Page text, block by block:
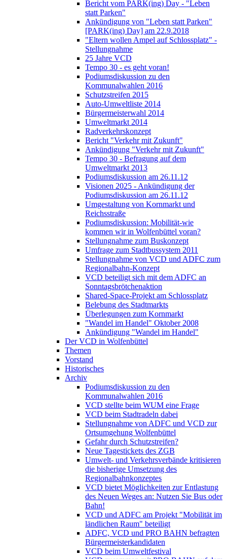
Bericht vom PARK(ing) Day - "Leben
statt Parken"
Ankündigung von "Leben statt Parken"
[PARK(ing) Day] am 22.9.2018
"Eltern wollen Ampel auf Schlossplatz" -
Stellungnahme
25 Jahre VCD
Tempo 30 - es geht voran!
Podiumsdiskussion zu den
Kommunalwahlen 2016
Schutzstreifen 2015
Auto-Umweltliste 2014
Bürgermeisterwahl 2014
Umweltmarkt 2014
Radverkehrskonzept
Bericht "Verkehr mit Zukunft"
Ankündigung "Verkehr mit Zukunft"
Tempo 30 - Befragung auf dem
Umweltmarkt 2013
Podiumsdiskussion am 26.11.12
Visionen 2025 - Ankündigung der
Podiumsdiskussion am 26.11.12
Umgestaltung von Kornmarkt und
Reichsstraße
Podiumsdiskussion: Mobilität-wie
kommen wir in Wolfenbüttel voran?
Stellungnahme zum Buskonzept
Umfrage zum Stadtbussystem 2011
Stellungnahme von VCD und ADFC zum
Regionalbahn-Konzept
VCD beteiligt sich mit dem ADFC an
Sonntagsbrötchenaktion
Shared-Space-Projekt am Schlossplatz
Belebung des Stadtmarkts
Überlegungen zum Kornmarkt
"Wandel im Handel" Oktober 2008
Ankündigung "Wandel im Handel"
Der VCD in Wolfenbüttel
Themen
Vorstand
Historisches
Archiv
Podiumsdiskussion zu den
Kommunalwahlen 2016
VCD stellte beim WUM eine Frage
VCD beim Stadtradeln dabei
Stellungnahme von ADFC und VCD zur
Ortsumgehung Wolfenbüttel
Gefahr durch Schutzstreifen?
Neue Tagestickets des ZGB
Umwelt- und Verkehrsverbände kritisieren
die bisherige Umsetzung des
Regionalbahnkonzeptes
VCD bietet Möglichkeiten zur Entlastung
des Neuen Weges an: Nutzen Sie Bus oder
Bahn!
VCD und ADFC am Projekt "Mobilität im
ländlichen Raum" beteiligt
ADFC, VCD und PRO BAHN befragten
Bürgermeisterkandidaten
VCD beim Umweltfestival